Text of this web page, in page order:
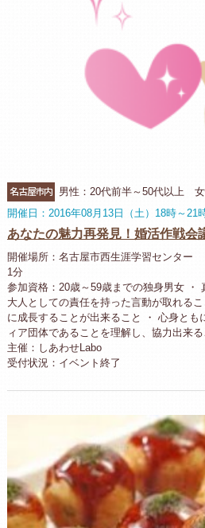
名古屋市内
男性：20代前半～50代以上
開催日：2016年08月13日（土）18時～21
あなたの魅力再発見！婚活作戦会
開催場所：名古屋市西生涯学習センタ
1分
参加資格：20歳～59歳までの独身男女 ・
大人としての責任を持った言動が取れる
に成長することが出来ること ・ 心身とも
ィア団体であることを理解し、協力出来る
主催：しあわせLabo
受付状況：イベント終了